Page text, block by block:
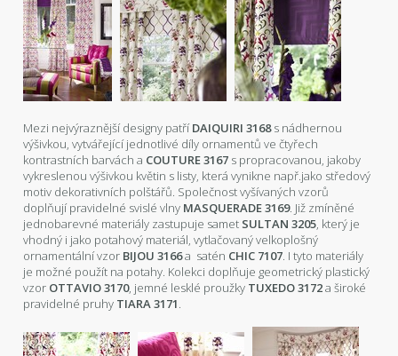
Mezi nejvýraznější designy patříDAIQUIRI 3168s nádhernou
výšivkou, vytvářející jednotlivé díly ornamentů ve čtyřech
kontrastních barvách a COUTURE 3167 s propracovanou, jakoby
vykreslenou výšivkou květin s listy, která vynikne např.jako středový
motiv dekorativních polštářů. Společnost vyšívaných vzorů
doplňují pravidelné svislé vlny MASQUERADE 3169. Již zmíněné
jednobarevné materiály zastupuje samet SULTAN 3205, který je
vhodný i jako potahový materiál, vytlačovaný velkoplošný
ornamentální vzor BIJOU 3166a satén CHIC 7107. I tyto materiály
je možné použít na potahy. Kolekci doplňuje geometrický plastický
vzor OTTAVIO 3170, jemné lesklé proužky TUXEDO 3172a široké
pravidelné pruhy TIARA 3171.